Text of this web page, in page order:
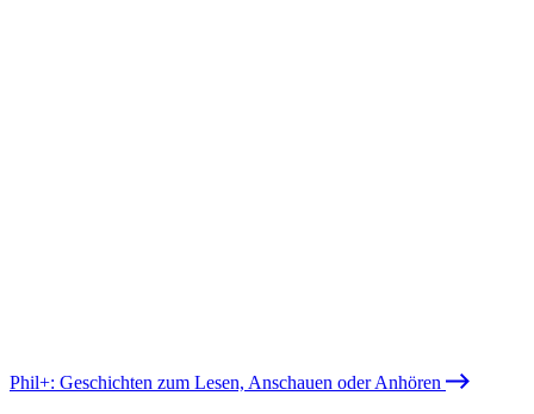
Phil+: Geschichten zum Lesen, Anschauen oder Anhören